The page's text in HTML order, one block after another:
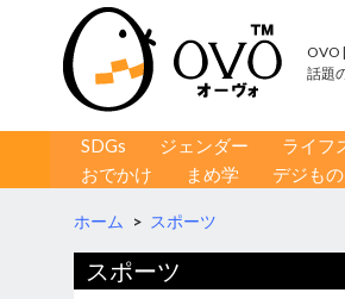
OVO
話題
コンテンツへ移動
SDGs ジェンダー ライフ
おでかけ
まめ学 デジもの
ホーム > スポーツ
スポーツ